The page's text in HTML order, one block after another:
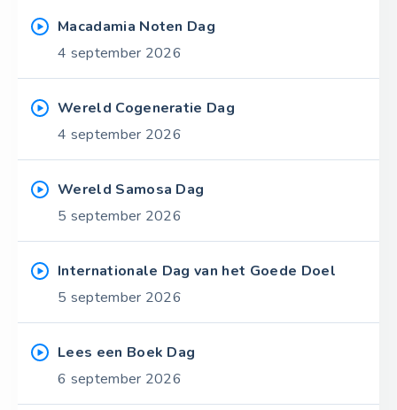
Macadamia Noten Dag
4 september 2026
Wereld Cogeneratie Dag
4 september 2026
Wereld Samosa Dag
5 september 2026
Internationale Dag van het Goede Doel
5 september 2026
Lees een Boek Dag
6 september 2026